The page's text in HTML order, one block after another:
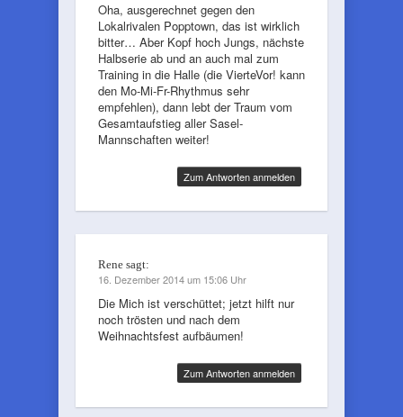
Oha, ausgerechnet gegen den
Lokalrivalen Popptown, das ist wirklich
bitter… Aber Kopf hoch Jungs, nächste
Halbserie ab und an auch mal zum
Training in die Halle (die VierteVor! kann
den Mo-Mi-Fr-Rhythmus sehr
empfehlen), dann lebt der Traum vom
Gesamtaufstieg aller Sasel-
Mannschaften weiter!
Zum Antworten anmelden
Rene sagt:
16. Dezember 2014 um 15:06 Uhr
Die Mich ist verschüttet; jetzt hilft nur
noch trösten und nach dem
Weihnachtsfest aufbäumen!
Zum Antworten anmelden